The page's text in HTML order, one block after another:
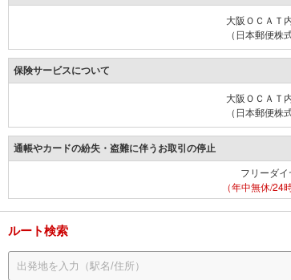
大阪ＯＣＡＴ
（日本郵便株
保険サービスについて
大阪ＯＣＡＴ
（日本郵便株
通帳やカードの紛失・盗難に伴うお取引の停止
フリーダイ
（年中無休/24
ルート検索